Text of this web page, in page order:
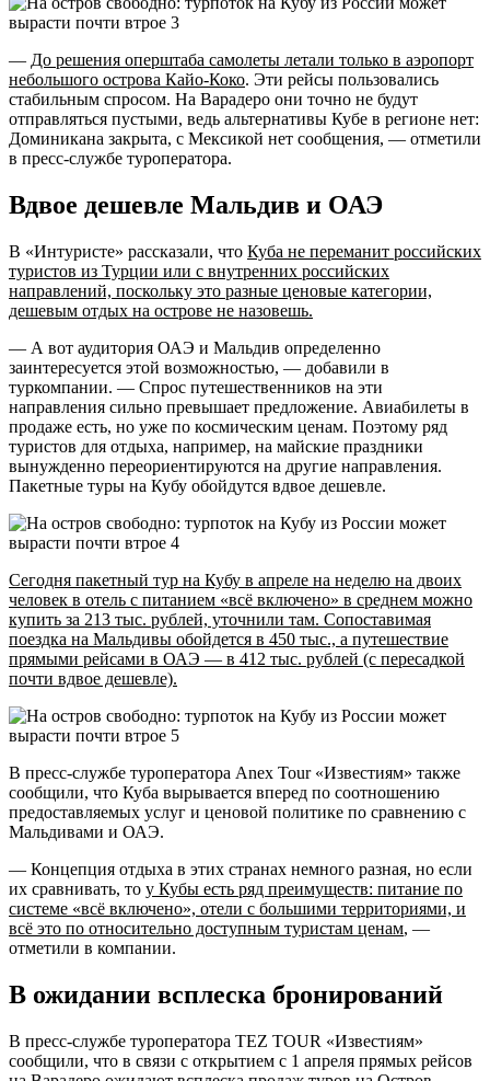
— До решения оперштаба самолеты летали только в аэропорт
небольшого острова Кайо-Коко. Эти рейсы пользовались
стабильным спросом. На Варадеро они точно не будут
отправляться пустыми, ведь альтернативы Кубе в регионе нет:
Доминикана закрыта, с Мексикой нет сообщения, — отметили
в пресс-службе туроператора.
Вдвое дешевле Мальдив и ОАЭ
В «Интуристе» рассказали, что Куба не переманит российских
туристов из Турции или с внутренних российских
направлений, поскольку это разные ценовые категории,
дешевым отдых на острове не назовешь.
— А вот аудитория ОАЭ и Мальдив определенно
заинтересуется этой возможностью, — добавили в
туркомпании. — Спрос путешественников на эти
направления сильно превышает предложение. Авиабилеты в
продаже есть, но уже по космическим ценам. Поэтому ряд
туристов для отдыха, например, на майские праздники
вынужденно переориентируются на другие направления.
Пакетные туры на Кубу обойдутся вдвое дешевле.
Сегодня пакетный тур на Кубу в апреле на неделю на двоих
человек в отель с питанием «всё включено» в среднем можно
купить за 213 тыс. рублей, уточнили там. Сопоставимая
поездка на Мальдивы обойдется в 450 тыс., а путешествие
прямыми рейсами в ОАЭ — в 412 тыс. рублей (с пересадкой
почти вдвое дешевле).
В пресс-службе туроператора Anex Tour «Известиям» также
сообщили, что Куба вырывается вперед по соотношению
предоставляемых услуг и ценовой политике по сравнению с
Мальдивами и ОАЭ.
— Концепция отдыха в этих странах немного разная, но если
их сравнивать, то у Кубы есть ряд преимуществ: питание по
системе «всё включено», отели с большими территориями, и
всё это по относительно доступным туристам ценам, —
отметили в компании.
В ожидании всплеска бронирований
В пресс-службе туроператора TEZ TOUR «Известиям»
сообщили, что в связи с открытием с 1 апреля прямых рейсов